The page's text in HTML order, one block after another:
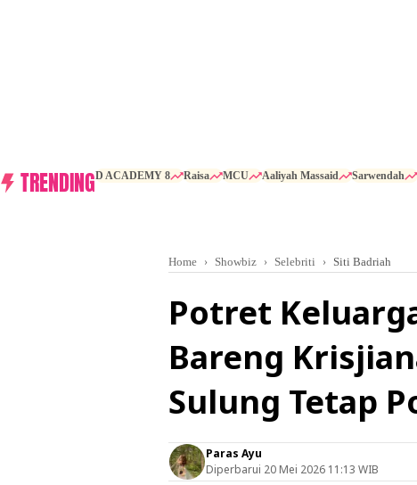
TRENDINGD ACADEMY 8 Raisa MCU Aaliyah Massaid Sarwendah
Home Showbiz Selebriti Siti Badriah
Potret
Bareng
Sulung Tetap
Paras Ayu
Diperbarui 20 Mei 2026 11:13 WIB